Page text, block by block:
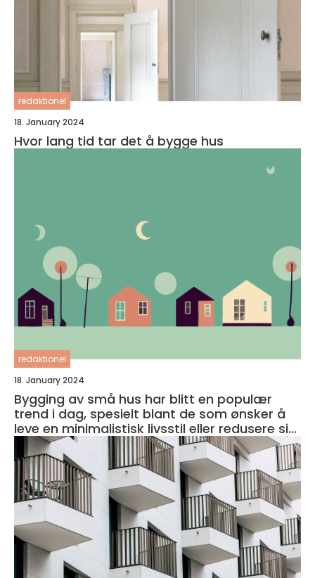
redaktionel
18. January 2024
Hvor lang tid tar det å bygge hus
redaktionel
18. January 2024
Bygging av små hus har blitt en populær
trend i dag, spesielt blant de som ønsker å
leve en minimalistisk livsstil eller redusere sitt
fotavtrykk på miljøet